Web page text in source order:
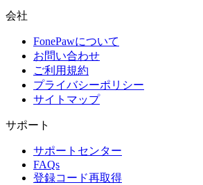
会社
FonePawについて
お問い合わせ
ご利用規約
プライバシーポリシー
サイトマップ
サポート
サポートセンター
FAQs
登録コード再取得